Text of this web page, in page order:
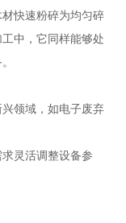
快速粉碎为均匀碎
中，它同样能够处
领域，如电子废弃
灵活调整设备参